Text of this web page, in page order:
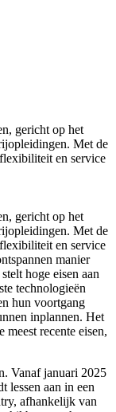
gericht op het
Met de
en service
gericht op het
Met de
en service
manier
hoge eisen aan
technologieën
hun voortgang
inplannen. Het
recente eisen,
Vanaf januari 2025
lessen aan in een
afhankelijk van